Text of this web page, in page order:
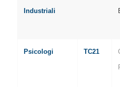
Industriali
Psicologi TC21